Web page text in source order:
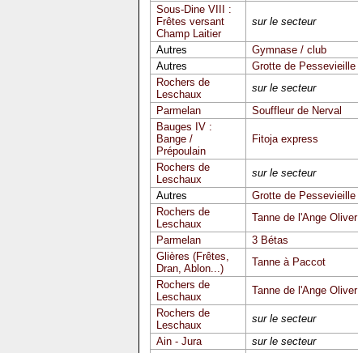
Sous-Dine VIII :
Frêtes versant
Champ Laitier
sur le secteur
Autres Gymnase / club
Autres
Grotte de Pessevieille
Rochers de
Leschaux
sur le secteur
Parmelan
Souffleur de Nerval
Bauges IV :
Bange /
Prépoulain
Fitoja express
Rochers de
Leschaux
sur le secteur
Autres
Grotte de Pessevieille
Rochers de
Leschaux
Tanne de l'Ange Oliver
Parmelan
3 Bétas
Glières (Frêtes,
Dran, Ablon...)
Tanne à Paccot
Rochers de
Leschaux
Tanne de l'Ange Oliver
Rochers de
Leschaux
sur le secteur
Ain - Jura
sur le secteur